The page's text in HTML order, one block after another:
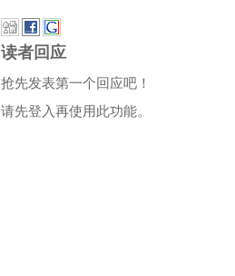
读者回应
抢先发表第一个回应吧！
请先登入再使用此功能。